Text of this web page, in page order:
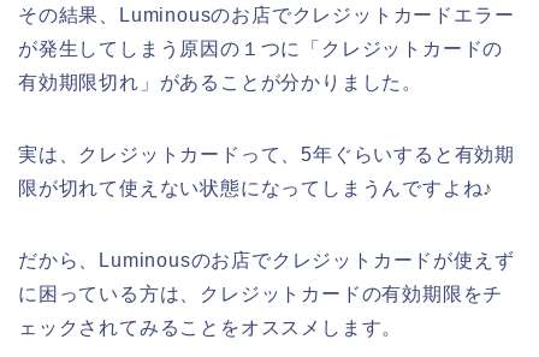
その結果、Luminousのお店でクレジットカードエラー
が発生してしまう原因の１つに「クレジットカードの
有効期限切れ」があることが分かりました。
実は、クレジットカードって、5年ぐらいすると有効期
限が切れて使えない状態になってしまうんですよね♪
だから、Luminousのお店でクレジットカードが使えず
に困っている方は、クレジットカードの有効期限をチ
ェックされてみることをオススメします。